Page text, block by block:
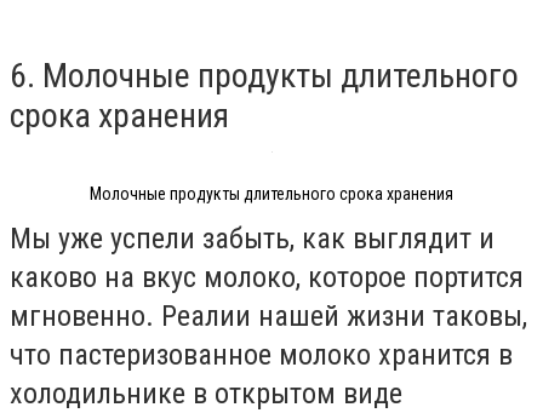
6. Молочные продукты длительного
срока хранения
Молочные продукты длительного срока хранения
Мы уже успели забыть, как выглядит и
каково на вкус молоко, которое портится
мгновенно. Реалии нашей жизни таковы,
что пастеризованное молоко хранится в
холодильнике в открытом виде